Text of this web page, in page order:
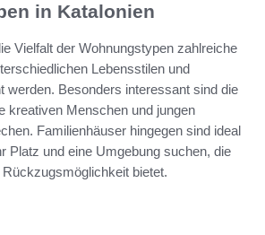
in Katalonien
Vielfalt der Wohnungstypen zahlreiche
Lebensstilen und
werden. Besonders interessant sind die
kreativen Menschen und jungen
Familienhäuser hingegen sind ideal
Platz und eine Umgebung suchen, die
bietet.